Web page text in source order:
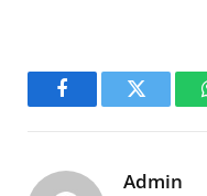
FacebookTwitter
Admin